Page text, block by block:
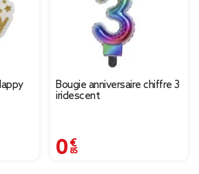
Bougie anniversaire chiffre 3
iridescent
0,85 €